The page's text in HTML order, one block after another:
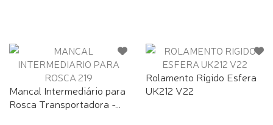
Mancal Intermediário para
Rosca Transportadora -...
Rolamento Rígido Esfera
UK212 V22